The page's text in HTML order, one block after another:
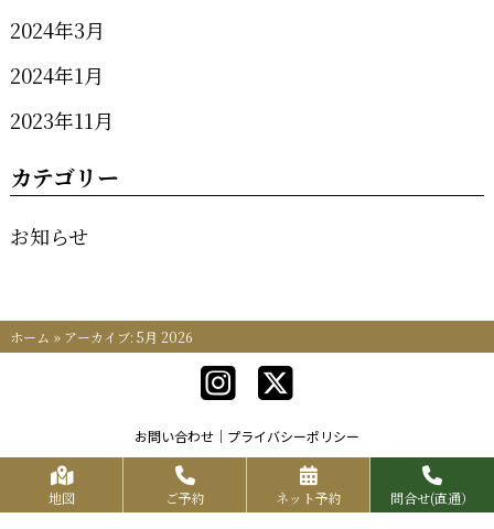
2024年3月
2024年1月
2023年11月
カテゴリー
お知らせ
ホーム » アーカイブ: 5月 2026
お問い合わせ プライバシーポリシー
Copyrights KR FOOD SERVICE All Rights Reserved.
地図 ご予約 ネット予約 問合せ(直通）